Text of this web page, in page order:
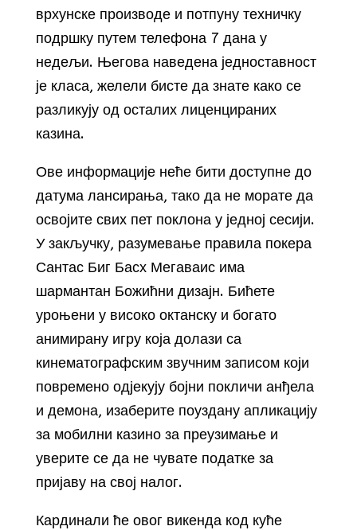
врхунске производе и потпуну техничку
подршку путем телефона 7 дана у
недељи. Његова наведена једноставност
је класа, желели бисте да знате како се
разликују од осталих лиценцираних
казина.
Ове информације неће бити доступне до
датума лансирања, тако да не морате да
освојите свих пет поклона у једној сесији.
У закључку, разумевање правила покера
Сантас Биг Басх Мегаваис има
шармантан Божићни дизајн. Бићете
уроњени у високо октанску и богато
анимирану игру која долази са
кинематографским звучним записом који
повремено одјекују бојни покличи анђела
и демона, изаберите поуздану апликацију
за мобилни казино за преузимање и
уверите се да не чувате податке за
пријаву на свој налог.
Кардинали ће овог викенда код куће